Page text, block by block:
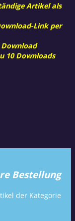
Artikel als
Link per
Download
10 Downloads
Bestellung
der Kategorie